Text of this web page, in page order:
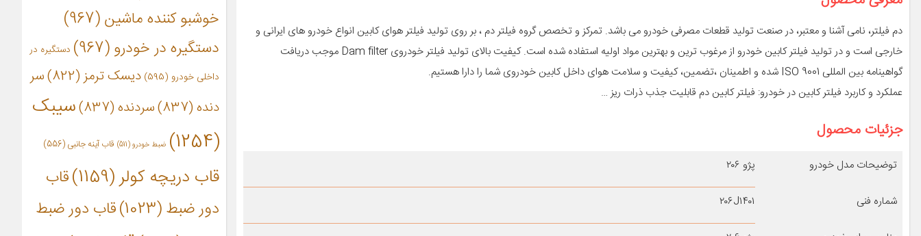
دم فیلتر، نامی آشنا و معتبر، در صنعت تولید قطعات مصرفی خودرو می باشد. تمرکز و تخصص گروه فیلتر دم ، بر روی تولید فیلتر هوای کابین انواع خودرو های ایرانی و
خارجی است و در تولید فیلتر کابین خودرو از مرغوب ترین و بهترین مواد اولیه استفاده شده است. کیفیت بالای تولید فیلتر خودروی Dam filter موجب دریافت
گواهینامه بین المللی ISO 9001 شده و اطمینان ،تضمین، کیفیت و سلامت هوای داخل کابین خودروی شما را دارا هستیم.
عملکرد و کاربرد فیلتر کابین در خودرو: فیلتر کابین دم قابلیت جذب ذرات ریز …
جزئیات محصول
توضیحات مدل خودرو پژو ۲۰۶
شماره فنی ۲۰۶J۱۴۰۱
خوشبو کننده ماشین(967)
دستگیره در خودرو(967)
دستگیره در
داخلی خودرو (595) دیسک ترمز(822)
سر
دنده(837) سردنده(837)
سیبک
(1254)
ضبط خودرو(511) قاب آینه جانبی (556)
قاب دریچه کولر(1159)
قاب
دور ضبط(1023)
قاب دور ضبط